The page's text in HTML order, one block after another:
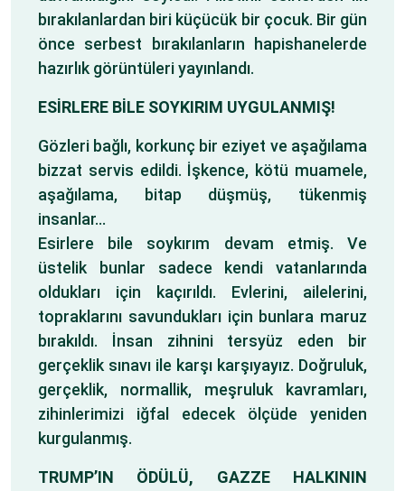
bırakılanlardan biri küçücük bir çocuk. Bir gün
önce serbest bırakılanların hapishanelerde
hazırlık görüntüleri yayınlandı.
ESİRLERE BİLE SOYKIRIM UYGULANMIŞ!
Gözleri bağlı, korkunç bir eziyet ve aşağılama
bizzat servis edildi. İşkence, kötü muamele,
aşağılama, bitap düşmüş, tükenmiş
insanlar…
Esirlere bile soykırım devam etmiş. Ve
üstelik bunlar sadece kendi vatanlarında
oldukları için kaçırıldı. Evlerini, ailelerini,
topraklarını savundukları için bunlara maruz
bırakıldı. İnsan zihnini tersyüz eden bir
gerçeklik sınavı ile karşı karşıyayız. Doğruluk,
gerçeklik, normallik, meşruluk kavramları,
zihinlerimizi iğfal edecek ölçüde yeniden
kurgulanmış.
TRUMP’IN ÖDÜLÜ, GAZZE HALKININ